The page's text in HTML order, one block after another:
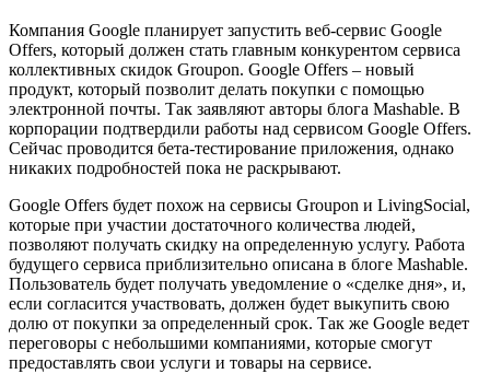
Компания Google планирует запустить веб-сервис Google
Offers, который должен стать главным конкурентом сервиса
коллективных скидок Groupon. Google Offers – новый
продукт, который позволит делать покупки с помощью
электронной почты. Так заявляют авторы блога Mashable. В
корпорации подтвердили работы над сервисом Google Offers.
Сейчас проводится бета-тестирование приложения, однако
никаких подробностей пока не раскрывают.
Google Offers будет похож на сервисы Groupon и LivingSocial,
которые при участии достаточного количества людей,
позволяют получать скидку на определенную услугу. Работа
будущего сервиса приблизительно описана в блоге Mashable.
Пользователь будет получать уведомление о «сделке дня», и,
если согласится участвовать, должен будет выкупить свою
долю от покупки за определенный срок. Так же Google ведет
переговоры с небольшими компаниями, которые смогут
предоставлять свои услуги и товары на сервисе.